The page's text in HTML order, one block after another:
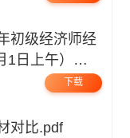
1日上午）无
下载
对比.pdf